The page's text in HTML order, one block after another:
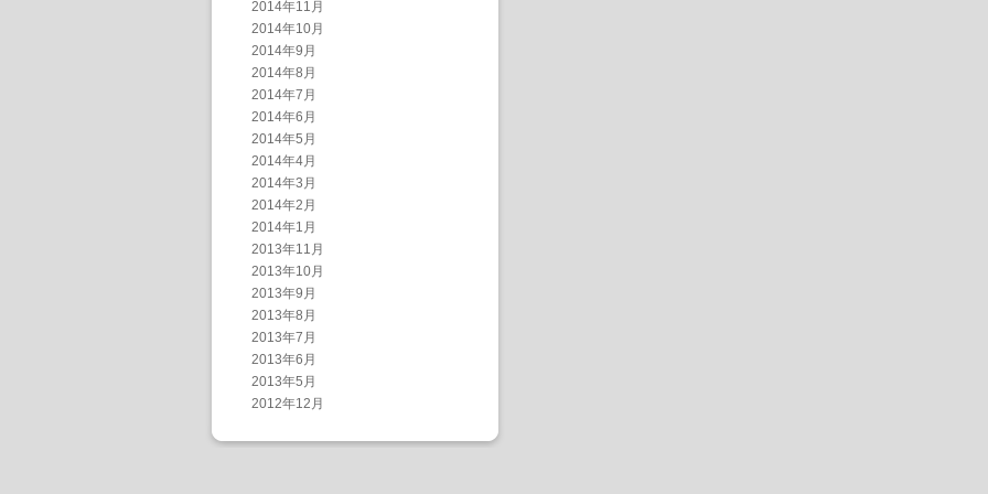
2014年11月
2014年10月
2014年9月
2014年8月
2014年7月
2014年6月
2014年5月
2014年4月
2014年3月
2014年2月
2014年1月
2013年11月
2013年10月
2013年9月
2013年8月
2013年7月
2013年6月
2013年5月
2012年12月